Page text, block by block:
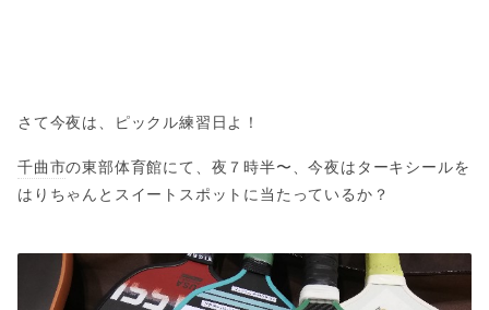
さて今夜は、ピックル練習日よ！
千曲市の東部体育館にて、夜７時半〜、今夜はターキシールを
はりちゃんとスイートスポットに当たっているか？